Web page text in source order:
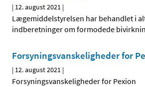
| 12. august 2021 |
Lægemiddelstyrelsen har behandlet i
indberetninger om formodede
Forsyningsvanskeligheder for
| 12. august 2021 |
Forsyningsvanskeligheder for Pexion